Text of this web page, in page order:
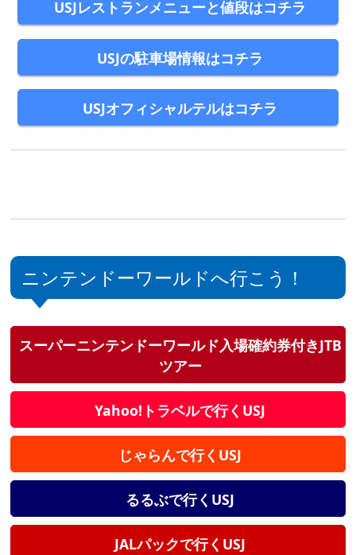
USJレストランメニューと値段はコチラ
USJの駐車場情報はコチラ
USJオフィシャルテルはコチラ
ニンテンドーワールドへ行こう！
スーパーニンテンドーワールド入場確約券付きJTB
ツアー
Yahoo!トラベルで行くUSJ
じゃらんで行くUSJ
るるぶで行くUSJ
JALパックで行くUSJ